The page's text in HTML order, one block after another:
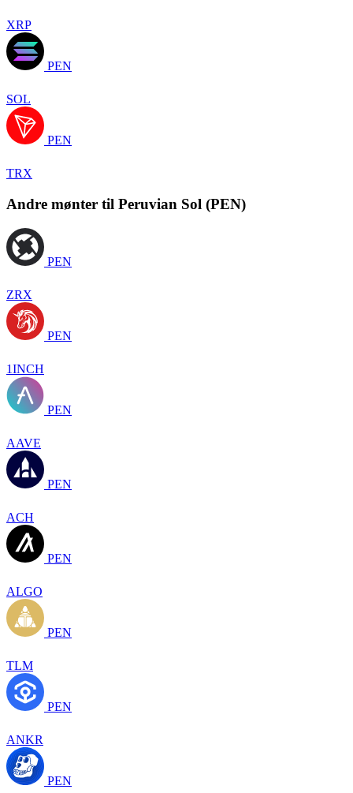
XRP
PEN
SOL
PEN
TRX
Andre mønter til Peruvian Sol (PEN)
PEN
ZRX
PEN
1INCH
PEN
AAVE
PEN
ACH
PEN
ALGO
PEN
TLM
PEN
ANKR
PEN